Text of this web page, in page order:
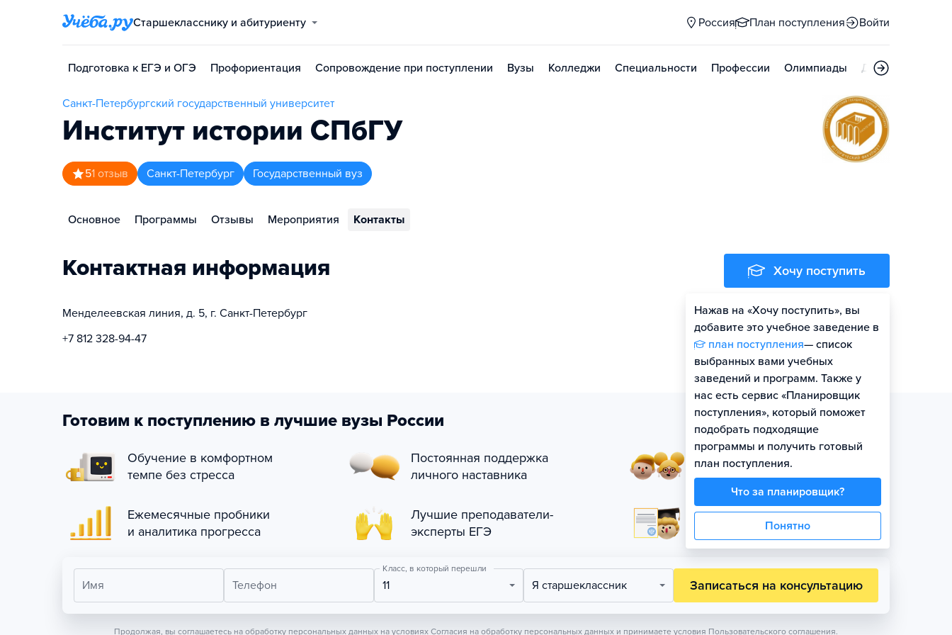
Старшекласснику и абитуриенту Россия План поступления Войти
Подготовка к ЕГЭ и ОГЭ Профориентация Сопровождение при поступлении Вузы Колледжи Специальности Профессии Олимпиады Дни открытых
Санкт-Петербургский государственный университет
Институт истории СПбГУ
51 отзыв Санкт-Петербург Государственный вуз
Основное Программы Отзывы Мероприятия Контакты
Контактная информация
Менделеевская линия, д. 5, г. Санкт-Петербург
+7 812 328-94-47
Хочу поступить
Нажав на «Хочу поступить», вы
добавите это учебное заведение в
план поступления— список
выбранных вами учебных
заведений и программ. Также у
нас есть сервис «Планировщик
поступления», который поможет
подобрать подходящие
программы и получить готовый
план поступления.
Что за планировщик?
Понятно
Оценить шансы
Готовим к поступлению в лучшие вузы России
Обучение в комфортном
темпе без стресса
Постоянная поддержка
личного наставника
Занятия в небольших
группах по уровню
Ежемесячные пробники
и аналитика прогресса
Лучшие преподаватели-
эксперты ЕГЭ
Официальная гарантия
поступления на бюджет
Имя Телефон
Класс, в который перешли
11 Я старшеклассник Записаться на консультацию
Продолжая, вы соглашаетесь на обработку персональных данных на условиях Согласия на обработку персональных данных и принимаете условия Пользовательского соглашения.